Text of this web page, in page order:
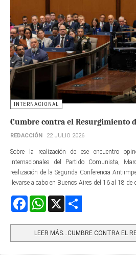
INTERNACIONAL
Cumbre contra el Resurgimiento
REDACCIÓN 22 JULIO 2026
Sobre la realización de ese encuentro
Internacionales del Partido Comunista,
realización de la Segunda Conferencia
llevarse a cabo en Buenos Aires del 16 al 18 de
FacebookWhatsApp
LEER MÁS…CUMBRE CONTRA EL